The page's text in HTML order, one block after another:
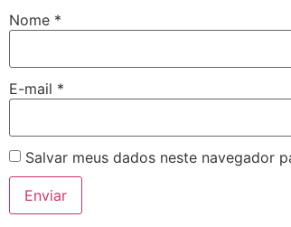
Nome *
E-mail *
Salvar meus dados neste navegador